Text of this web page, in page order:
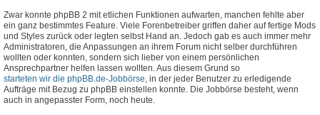
Zwar konnte phpBB 2 mit etlichen Funktionen aufwarten, manchen fehlte aber
ein ganz bestimmtes Feature. Viele Forenbetreiber griffen daher auf fertige Mods
und Styles zurück oder legten selbst Hand an. Jedoch gab es auch immer mehr
Administratoren, die Anpassungen an ihrem Forum nicht selber durchführen
wollten oder konnten, sondern sich lieber von einem persönlichen
Ansprechpartner helfen lassen wollten. Aus diesem Grund so
starteten wir die phpBB.de-Jobbörse , in der jeder Benutzer zu erledigende
Aufträge mit Bezug zu phpBB einstellen konnte. Die Jobbörse besteht, wenn
auch in angepasster Form, noch heute.